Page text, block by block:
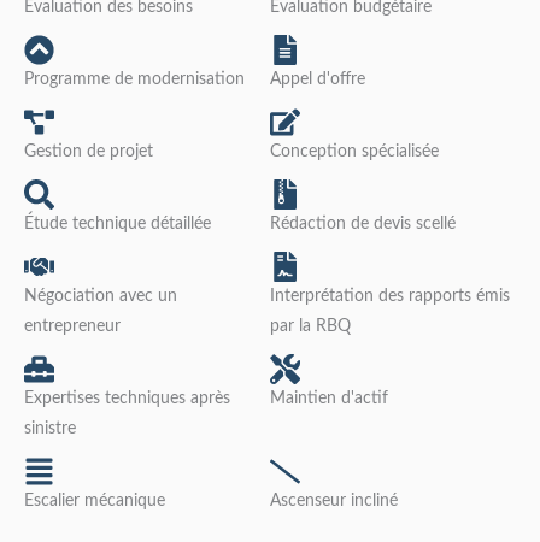
Évaluation des besoins Évaluation budgétaire
Programme de modernisation Appel d'offre
Gestion de projet Conception spécialisée
Étude technique détaillée Rédaction de devis scellé
Négociation avec un
entrepreneur
Interprétation des rapports émis
par la RBQ
Expertises techniques après
sinistre
Maintien d'actif
Escalier mécanique Ascenseur incliné